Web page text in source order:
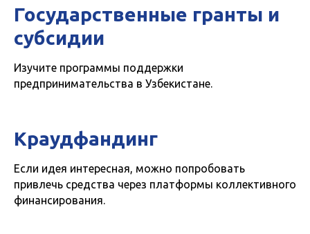
Государственные гранты и
субсидии
Изучите программы поддержки
предпринимательства в Узбекистане.
Краудфандинг
Если идея интересная, можно попробовать
привлечь средства через платформы коллективного
финансирования.